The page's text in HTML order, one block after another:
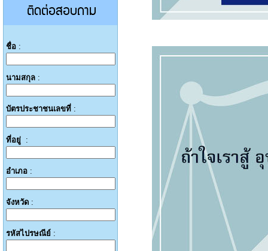
ติดต่อสอบถาม
ชื่อ:
นามสกุล:
บัตรประชาชนเลขที่:
ที่อยู่ :
อำเภอ:
จังหวัด:
รหัสไปรษณีย์ :